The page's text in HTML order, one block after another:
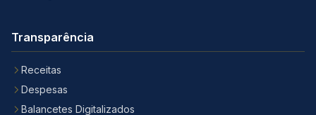
Transparência
Receitas
Despesas
Balancetes Digitalizados